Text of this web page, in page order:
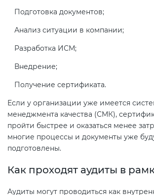
Подготовка документов;
Анализ ситуации в компании;
Разработка ИСМ;
Внедрение;
Получение сертификата.
Если у организации уже имеется
менеджмента качества (СМК),
пройти быстрее и оказаться менее
многие процессы и документы уже
подготовлены.
Как проходят аудиты в
Аудиты могут проводиться как